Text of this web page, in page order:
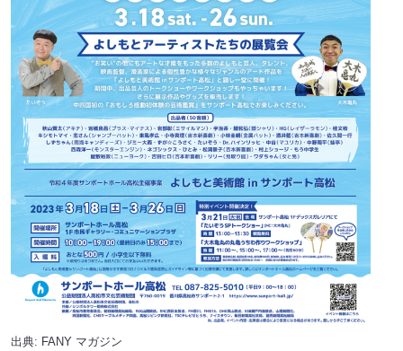
出典: FANY マガジン